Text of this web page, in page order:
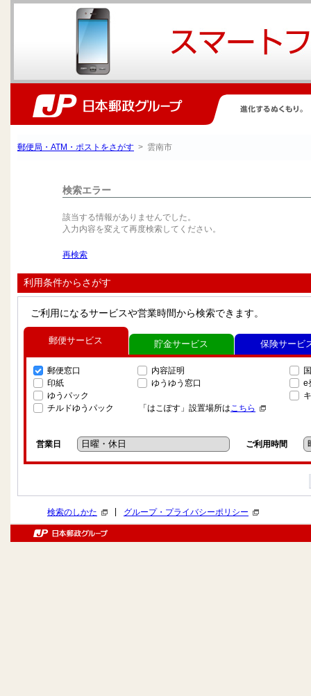
郵便局・ATM・ポストをさがす > 雲南市
検索エラー
該当する情報がありませんでした。
入力内容を変えて再度検索してください。
再検索
利用条件からさがす
ご利用になるサービスや営業時間から検索できます。
郵便サービス
郵便窓口
印紙
ゆうパック
チルドゆうパック
内容証明
ゆうゆう窓口
「はこぽす」設置場所はこちら
e
営業日 ご利用時間
貯金サービス 保険サービ
検索のしかた グループ・プライバシーポリシー